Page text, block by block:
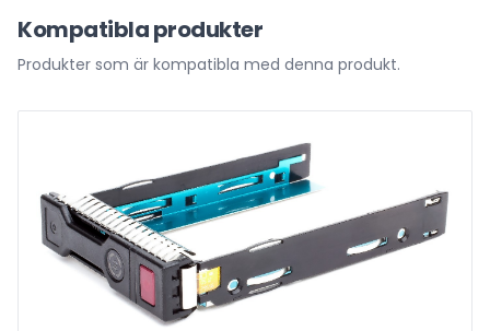
Kompatibla produkter
Produkter som är kompatibla med denna produkt.